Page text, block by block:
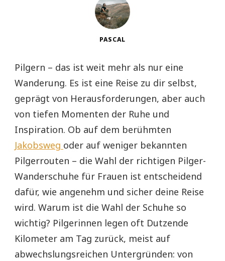
PASCAL
Pilgern – das ist weit mehr als nur eine
Wanderung. Es ist eine Reise zu dir selbst,
geprägt von Herausforderungen, aber auch
von tiefen Momenten der Ruhe und
Inspiration. Ob auf dem berühmten
Jakobsweg oder auf weniger bekannten
Pilgerrouten – die Wahl der richtigen Pilger-
Wanderschuhe für Frauen ist entscheidend
dafür, wie angenehm und sicher deine Reise
wird. Warum ist die Wahl der Schuhe so
wichtig? Pilgerinnen legen oft Dutzende
Kilometer am Tag zurück, meist auf
abwechslungsreichen Untergründen: von